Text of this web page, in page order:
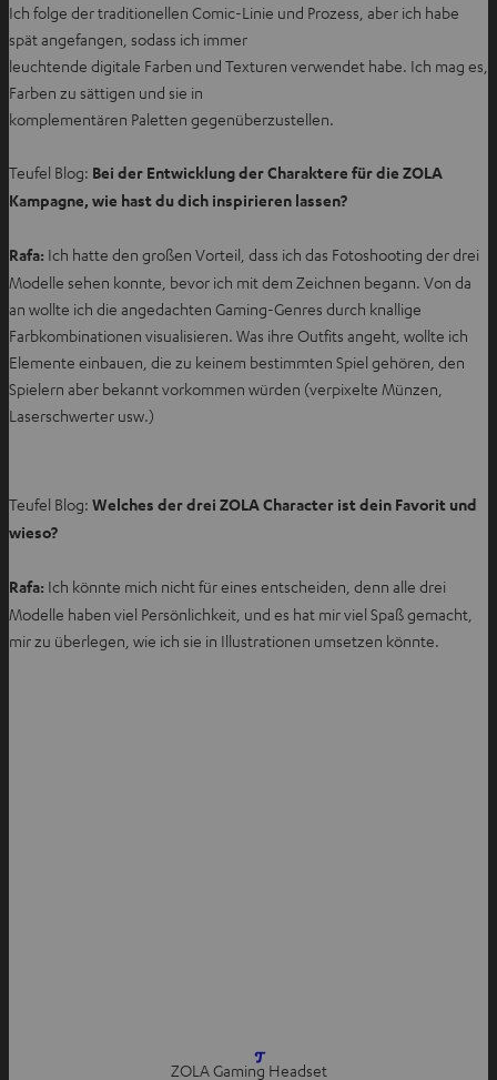
b
f
n
n
Ich folge der traditionellen Comic-Linie und Prozess, aber ich habe
spät angefangen, sodass ich immer
leuchtende digitale Farben und Texturen verwendet habe. Ich mag es,
Farben zu sättigen und sie in
komplementären Paletten gegenüberzustellen.
Teufel Blog: Bei der Entwicklung der Charaktere für die ZOLA
Kampagne, wie hast du dich inspirieren lassen?
Rafa: Ich hatte den großen Vorteil, dass ich das Fotoshooting der drei
Modelle sehen konnte, bevor ich mit dem Zeichnen begann. Von da
an wollte ich die angedachten Gaming-Genres durch knallige
Farbkombinationen visualisieren. Was ihre Outfits angeht, wollte ich
Elemente einbauen, die zu keinem bestimmten Spiel gehören, den
Spielern aber bekannt vorkommen würden (verpixelte Münzen,
Laserschwerter usw.)
Teufel Blog: Welches der drei ZOLA Character ist dein Favorit und
wieso?
Rafa: Ich könnte mich nicht für eines entscheiden, denn alle drei
Modelle haben viel Persönlichkeit, und es hat mir viel Spaß gemacht,
mir zu überlegen, wie ich sie in Illustrationen umsetzen könnte.
ZOLA Gaming Headset